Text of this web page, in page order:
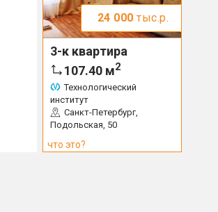
24 000 тыс.р.
3-к квартира
107.40 м2
Технологический
институт
Санкт-Петербург,
Подольская, 50
что это?